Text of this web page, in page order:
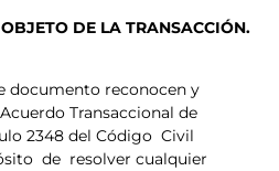
DE LA TRANSACCIÓN.
documento reconocen y
Transaccional de
2348 del Código Civil
de resolver cualquier